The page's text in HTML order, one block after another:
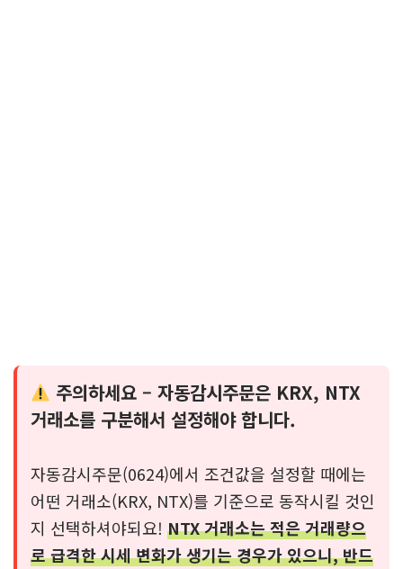
주의하세요 – 자동감시주문은 KRX, NTX
거래소를 구분해서 설정해야 합니다.
자동감시주문(0624)에서 조건값을 설정할 때에는
어떤 거래소(KRX, NTX)를 기준으로 동작시킬 것인
지 선택하셔야되요! NTX 거래소는 적은 거래량으
로 급격한 시세 변화가 생기는 경우가 있으니, 반드